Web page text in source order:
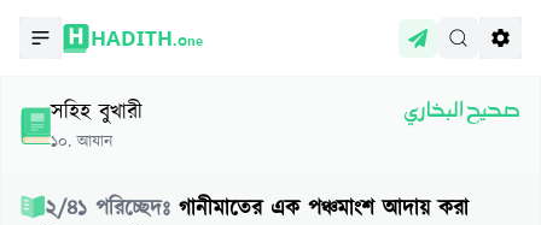
HADITH.One
সহিহ বুখারী
১০.আযান
صحيح البخاري
২/৪১ পরিচ্ছেদঃ গানীমাতের এক পঞ্চমাংশ আদায় করা